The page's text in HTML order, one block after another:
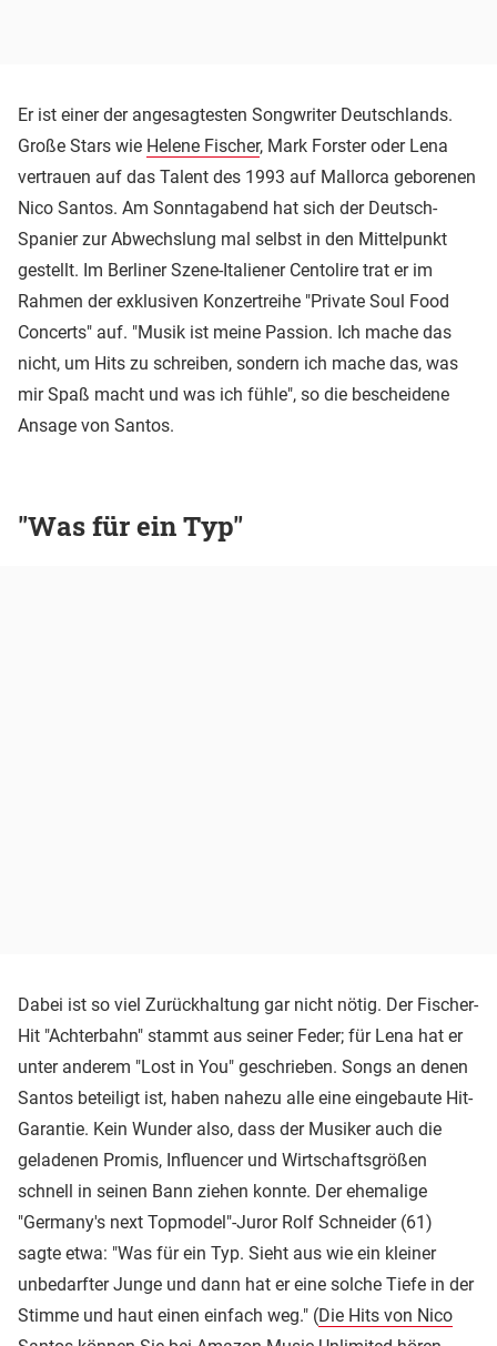
Er ist einer der angesagtesten Songwriter Deutschlands.
Große Stars wie Helene Fischer, Mark Forster oder Lena
vertrauen auf das Talent des 1993 auf Mallorca geborenen
Nico Santos. Am Sonntagabend hat sich der Deutsch-
Spanier zur Abwechslung mal selbst in den Mittelpunkt
gestellt. Im Berliner Szene-Italiener Centolire trat er im
Rahmen der exklusiven Konzertreihe "Private Soul Food
Concerts" auf. "Musik ist meine Passion. Ich mache das
nicht, um Hits zu schreiben, sondern ich mache das, was
mir Spaß macht und was ich fühle", so die bescheidene
Ansage von Santos.
"Was für ein Typ"
Dabei ist so viel Zurückhaltung gar nicht nötig. Der Fischer-
Hit "Achterbahn" stammt aus seiner Feder; für Lena hat er
unter anderem "Lost in You" geschrieben. Songs an denen
Santos beteiligt ist, haben nahezu alle eine eingebaute Hit-
Garantie. Kein Wunder also, dass der Musiker auch die
geladenen Promis, Influencer und Wirtschaftsgrößen
schnell in seinen Bann ziehen konnte. Der ehemalige
"Germany's next Topmodel"-Juror Rolf Schneider (61)
sagte etwa: "Was für ein Typ. Sieht aus wie ein kleiner
unbedarfter Junge und dann hat er eine solche Tiefe in der
Stimme und haut einen einfach weg." (Die Hits von Nico